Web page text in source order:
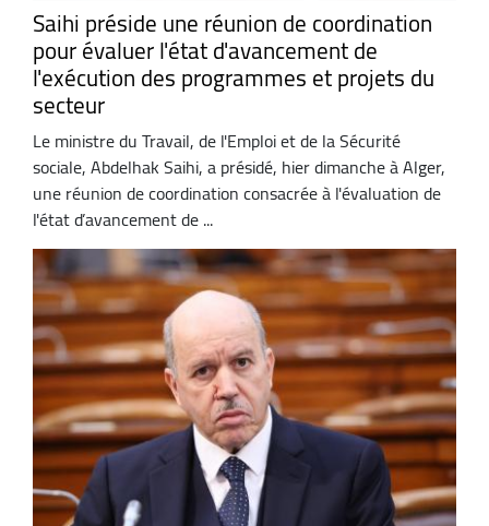
Saihi préside une réunion de coordination
pour évaluer l'état d'avancement de
l'exécution des programmes et projets du
secteur
Le ministre du Travail, de l'Emploi et de la Sécurité
sociale, Abdelhak Saihi, a présidé, hier dimanche à Alger,
une réunion de coordination consacrée à l'évaluation de
l'état d’avancement de ...